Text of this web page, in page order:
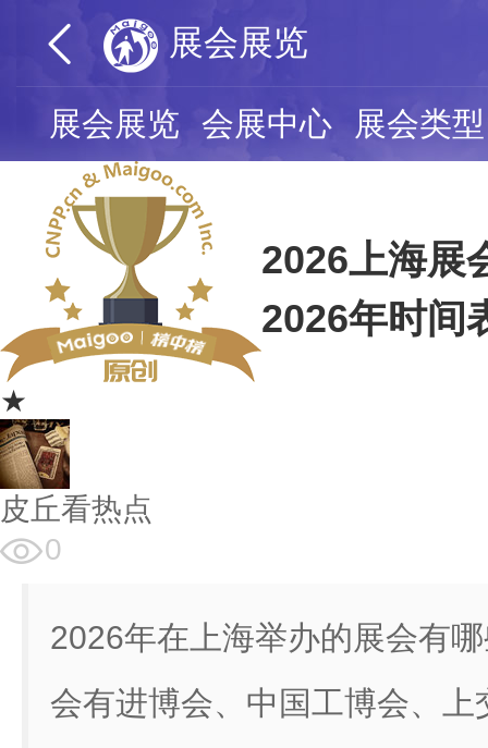
展会展览
展会展览 会展中心 展会类型
★
2026上海展
2026年时间
皮丘看热点
0
2026年在上海举办的展会有
会有进博会、中国工博会、上